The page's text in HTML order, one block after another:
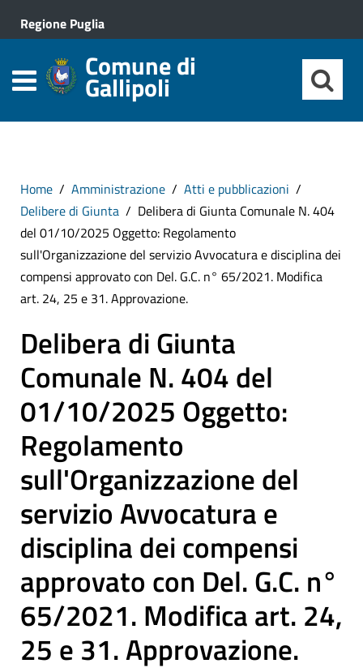
Regione Puglia
Comune di
Gallipoli
Home Amministrazione
Atti e pubblicazioni
Delibere di Giunta
Delibera di Giunta Comunale N. 404
del 01/10/2025 Oggetto: Regolamento
sull'Organizzazione del servizio Avvocatura e disciplina dei
compensi approvato con Del. G.C. n° 65/2021. Modifica
art. 24, 25 e 31. Approvazione.
Delibera di Giunta
Comunale N. 404 del
01/10/2025 Oggetto:
Regolamento
sull'Organizzazione del
servizio Avvocatura e
disciplina dei compensi
approvato con Del. G.C. n°
65/2021. Modifica art. 24,
25 e 31. Approvazione.